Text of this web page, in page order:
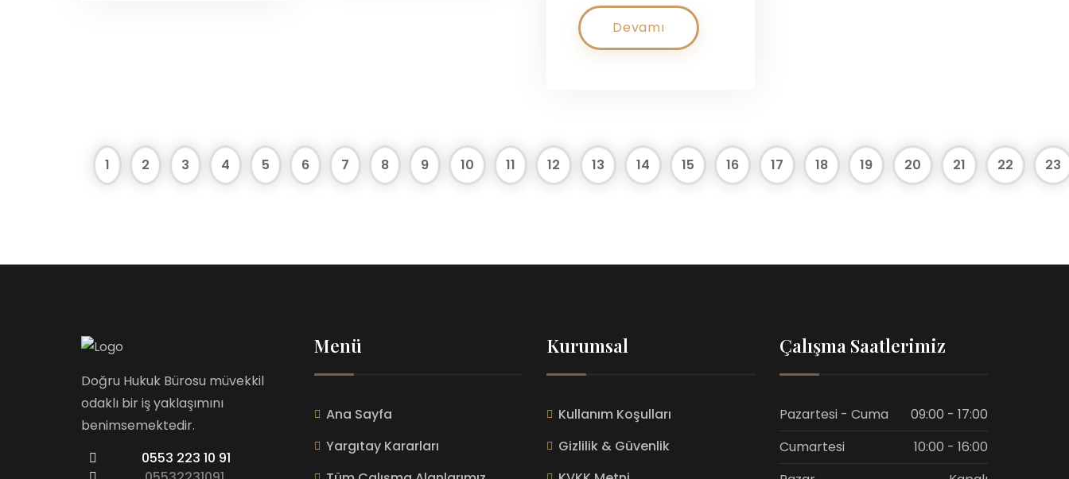
Devamı
1 2 3 4 5 6 7 8 9 10 11 12 13 14 15 16 17 18 19 20 21 22 23
Doğru Hukuk Bürosu müvekkil
odaklı bir iş yaklaşımını
benimsemektedir.
0553 223 10 91
Menü
Ana Sayfa
Yargıtay Kararları
Kurumsal
Kullanım Koşulları
Gizlilik & Güvenlik
Çalışma Saatlerimiz
Pazartesi - Cuma
09:00 - 17:00
Cumartesi
10:00 - 16:00